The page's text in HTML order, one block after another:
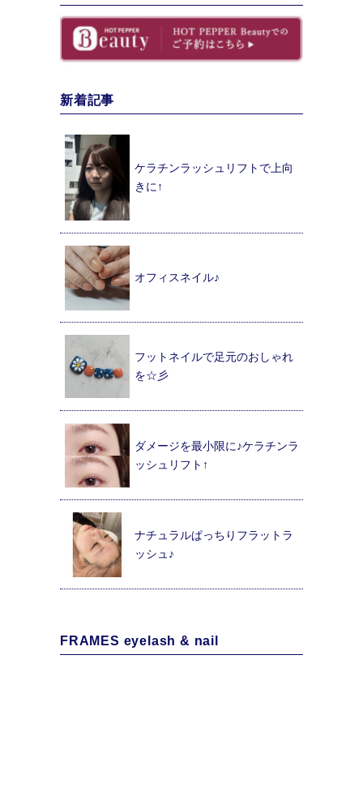
新着記事
ケラチンラッシュリフトで上向
きに↑
オフィスネイル♪
フットネイルで足元のおしゃれ
を☆彡
ダメージを最小限に♪ケラチンラ
ッシュリフト↑
ナチュラルぱっちりフラットラ
ッシュ♪
FRAMES eyelash & nail